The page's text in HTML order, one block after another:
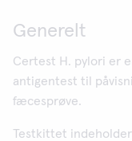
Generelt
Certest H. pylori er
antigentest til
fæcesprøve.
Testkittet